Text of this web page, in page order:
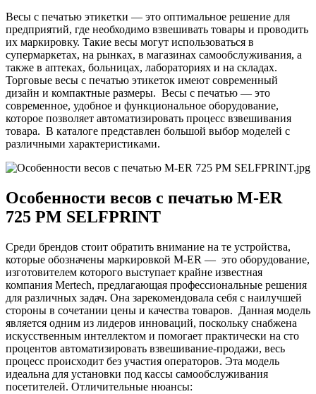
Весы с печатью этикетки — это оптимальное решение для
предприятий, где необходимо взвешивать товары и проводить
их маркировку. Такие весы могут использоваться в
супермаркетах, на рынках, в магазинах самообслуживания, а
также в аптеках, больницах, лабораториях и на складах.
Торговые весы с печатью этикеток имеют современный
дизайн и компактные размеры. Весы с печатью — это
современное, удобное и функциональное оборудование,
которое позволяет автоматизировать процесс взвешивания
товара. В каталоге представлен большой выбор моделей с
различными характеристиками.
Особенности весов с печатью M-ER
725 PM SELFPRINT
Среди брендов стоит обратить внимание на те устройства,
которые обозначены маркировкой M-ER — это оборудование,
изготовителем которого выступает крайне известная
компания Mertech, предлагающая профессиональные решения
для различных задач. Она зарекомендовала себя с наилучшей
стороны в сочетании цены и качества товаров. Данная модель
является одним из лидеров инноваций, поскольку снабжена
искусственным интеллектом и помогает практически на сто
процентов автоматизировать взвешивание-продажи, весь
процесс происходит без участия операторов. Эта модель
идеальна для установки под кассы самообслуживания
посетителей. Отличительные нюансы: